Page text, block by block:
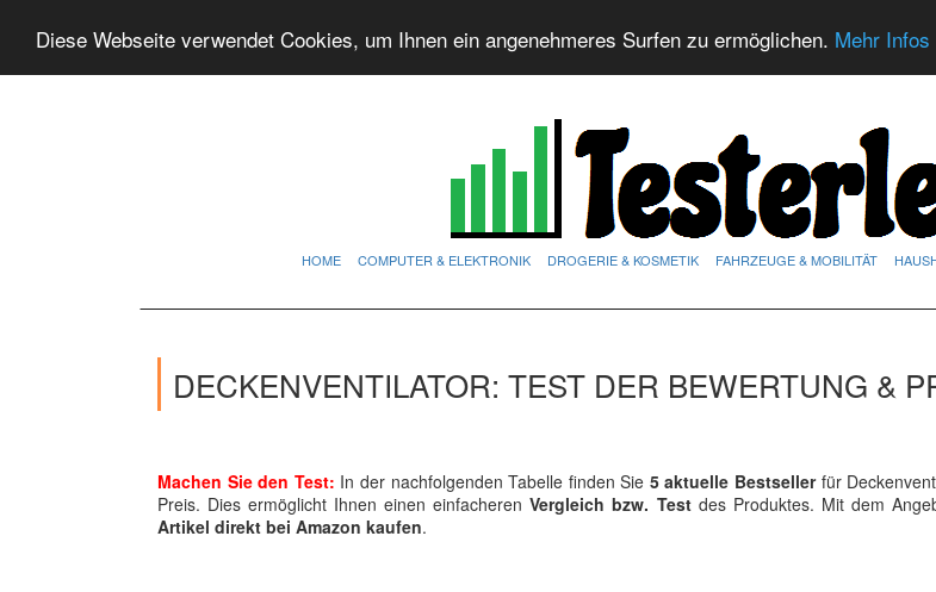
Diese Webseite verwendet Cookies, um Ihnen ein angenehmeres Surfen zu ermöglichen. Mehr Infos
HOME COMPUTER & ELEKTRONIK DROGERIE & KOSMETIK FAHRZEUGE & MOBILITÄT
DECKENVENTILATOR: TEST DER BEWERTUNG &
Machen Sie den Test: In der nachfolgenden Tabelle finden Sie 5 aktuelle Bestsellerfür
Preis. Dies ermöglicht Ihnen einen einfacherenVergleich bzw. Testdes Produktes. Mit dem
Artikel direkt bei Amazon kaufen.